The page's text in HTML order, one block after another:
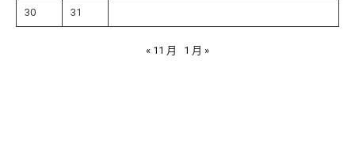
30 31
« 11 月 1 月 »